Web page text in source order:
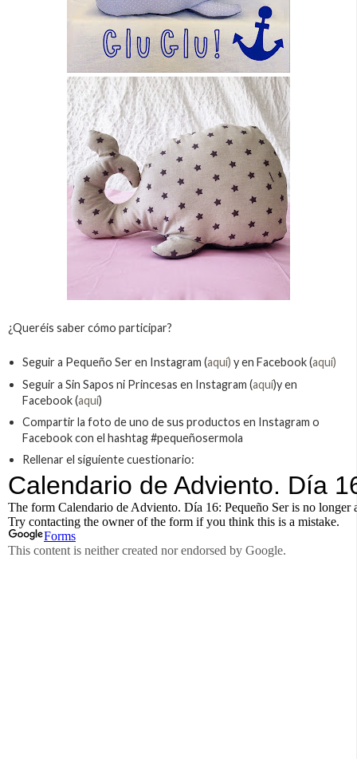
¿Queréis saber cómo participar?
Seguir a Pequeño Ser en Instagram (aquí) y en Facebook (aquí)
Seguir a Sin Sapos ni Princesas en Instagram (aquí)y en
Facebook (aquí)
Compartir la foto de uno de sus productos en Instagram o
Facebook con el hashtag #pequeñosermola
Rellenar el siguiente cuestionario: